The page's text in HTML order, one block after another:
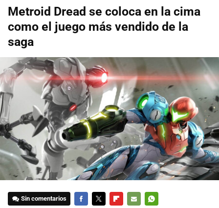
Metroid Dread se coloca en la cima
como el juego más vendido de la
saga
Sin comentarios